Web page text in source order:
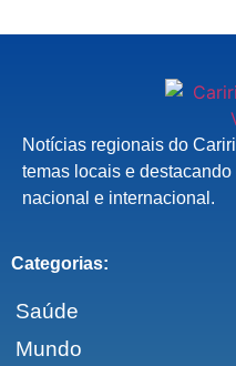
Notícias regionais do
temas locais e
nacional e internacional.
Categorias:
Saúde
Mundo